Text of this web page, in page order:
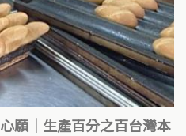
願｜生產百分之百台灣本